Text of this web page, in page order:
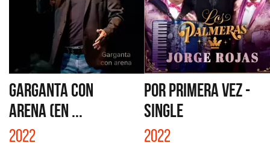
GARGANTA CON
ARENA (EN ...
2022
POR PRIMERA VEZ -
SINGLE
2022